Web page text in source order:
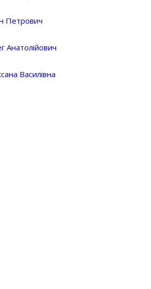
Петрович
Анатолійович
Василівна